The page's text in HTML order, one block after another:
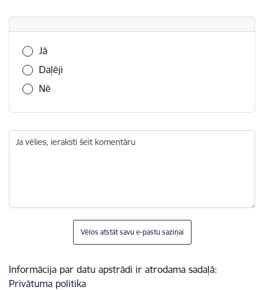
Vai šī informācija bija noderīga?
Jā
Daļēji
Nē
Ja vēlies, ieraksti šeit komentāru
Vēlos atstāt savu e-pastu saziņai
Informācija par datu apstrādi ir atrodama sadaļā:
Privātuma politika